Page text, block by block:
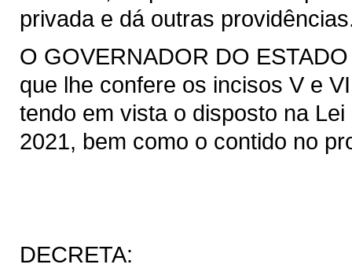
privada e dá outras
O GOVERNADOR DO
que lhe confere os incisos V e
tendo em vista o disposto na
2021, bem como o contido no
DECRETA: